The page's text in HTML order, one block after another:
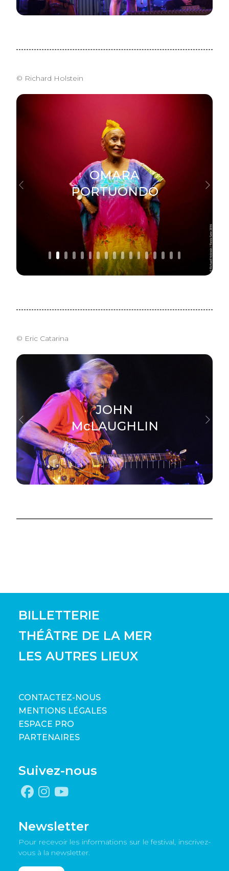
© Richard Holstein
OMARA
PORTUONDO
Previous Next
© Eric Catarina
JOHN
McLAUGHLIN
Previous Next
BILLETTERIE
THÉÂTRE DE LA MER
LES AUTRES LIEUX
CONTACTEZ-NOUS
MENTIONS LÉGALES
ESPACE PRO
PARTENAIRES
Suivez-nous
Newsletter
Pour recevoir les informations sur le festival, inscrivez-
vous à la newsletter.